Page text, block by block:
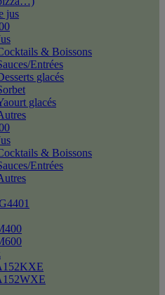
jus
& Boissons
Entrées
glacés
glacés
& Boissons
Entrées